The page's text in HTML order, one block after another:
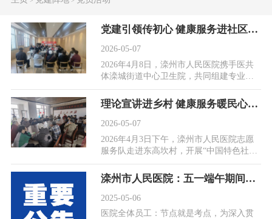
党建引领传初心 健康服务进社区——滦州市人民医院携手医共体单位开展爱国宣讲暨义诊活动
2026-05-07
2026年4月8日，滦州市人民医院携手医共
体滦城街道中心卫生院，共同组建专业志
愿服务队，深入胜利道居委会，开展新时
代爱国主义教...
理论宣讲进乡村 健康服务暖民心——滦州市人民医院志愿服务队走进东高坎村
2026-05-07
2026年4月3日下午，滦州市人民医院志愿
服务队走进东高坎村，开展“中国特色社会
主义和中国梦”专题宣传教育暨健康义诊活
动，推动...
滦州市人民医院：五一端午期间廉洁过节工作提醒
2025-05-06
医院全体员工：节点就是考点，为深入贯